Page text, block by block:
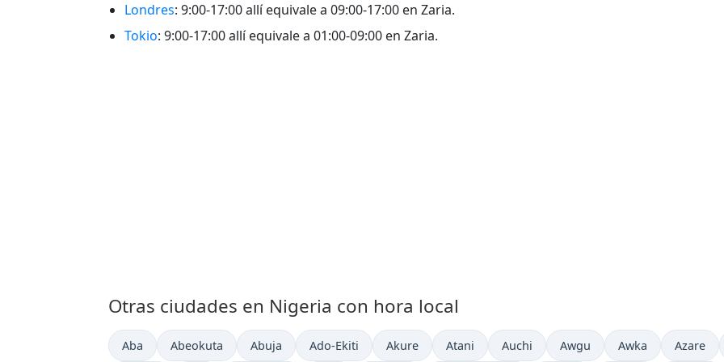
Londres: 9:00-17:00 allí equivale a 09:00-17:00 en Zaria.
Tokio: 9:00-17:00 allí equivale a 01:00-09:00 en Zaria.
Otras ciudades en Nigeria con hora local
Hora actual en
Aba Hora actual en
Abeokuta Hora actual en
Abuja Hora actual en
Ado-Ekiti Hora actual en
Akure Hora actual en
Atani Hora actual en
Auchi Hora actual en
Awgu Hora actual en
Awka Hora
Azare